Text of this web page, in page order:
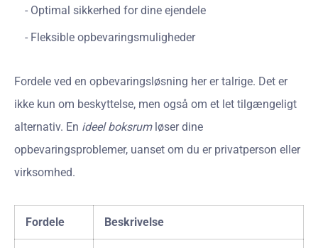
Optimal sikkerhed for dine ejendele
Fleksible opbevaringsmuligheder
Fordele ved en opbevaringsløsning her er talrige. Det er
ikke kun om beskyttelse, men også om et let tilgængeligt
alternativ. En ideel boksrumløser dine
opbevaringsproblemer, uanset om du er privatperson eller
virksomhed.
Fordele Beskrivelse